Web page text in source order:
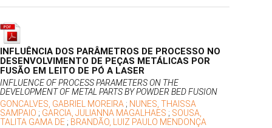
INFLUÊNCIA DOS PARÂMETROS DE PROCESSO NO
DESENVOLVIMENTO DE PEÇAS METÁLICAS POR
FUSÃO EM LEITO DE PÓ A LASER
INFLUENCE OF PROCESS PARAMETERS ON THE
DEVELOPMENT OF METAL PARTS BY POWDER BED FUSION
GONCALVES, GABRIEL MOREIRA ; NUNES, THAISSA
SAMPAIO ; GARCIA, JULIANNA MAGALHAES ; SOUSA,
TALITA GAMA DE ; BRANDÃO, LUIZ PAULO MENDONÇA